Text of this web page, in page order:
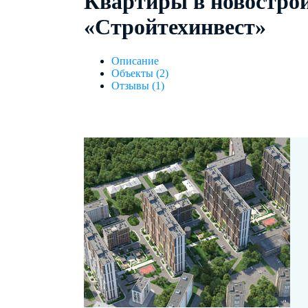
«Стройтехинвест»
Описание
Объекты (2)
Отзывы (1)